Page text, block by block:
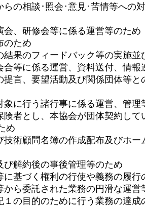
らの相談･照会･意見･苦情等への
会、研修会等に係る運営等のため
のため
結果のフィードバック等の実施
合等に係る運営、資料送付、情報
提言、要望活動及び関係団体等
象に行う諸行事に係る運営、管理
険者とし、本協会が団体契約し
め
技術顧問名簿の作成配布及びホ
び解約後の事後管理等のため
に基づく権利の行使や義務の履行
から委託された業務の円滑な運営
１の目的のために行う業務の達